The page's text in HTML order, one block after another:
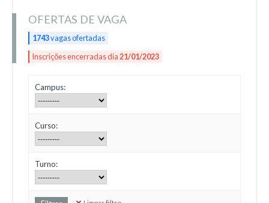
OFERTAS DE VAGA
1743vagas ofertadas
Inscrições encerradas dia21/01/2023
Campus:
Curso:
Turno: